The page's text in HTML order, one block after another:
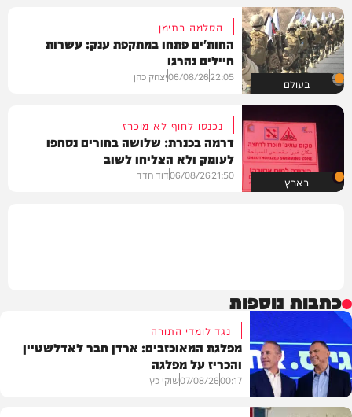
בעולם
הסלמה בתימן
החות'ים פתחו במתקפת ענק: עשרות
חיילים נהרגו
22:05
06/08/26יצחק כהן
בארץ
נכנסו לחוף לא מוכרז
דרמה בכנרת: שלושה בחורים נסחפו
לעומק ולא הצליחו לשוב
21:50
06/08/26דוד חדד
כתבות נוספות
נגד לומדי התורה
מפלגת המאוכזבים: ארדן חבר לאדלשטיין
והכריז על מפלגה
00:17
07/08/26שוקי כץ